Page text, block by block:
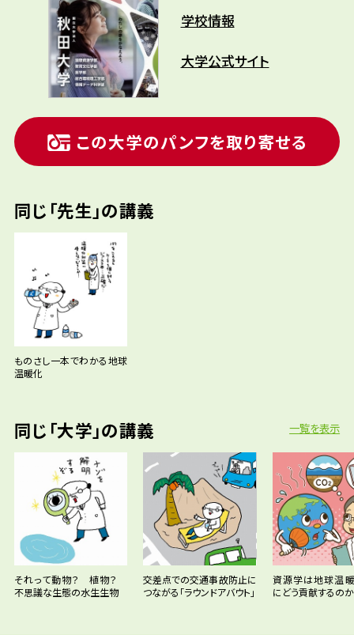
学校情報
大学公式サイト
この大学のパンフを取り寄せる
同じ「先生」の講義
ものさし一本でわかる地球
温暖化
同じ「大学」の講義 一覧を表示
それって動物？ 植物？
不思議な生態の水生生物
交差点での交通事故防止に
つながる「ラウンドアバウト」
資源学は地球温
にどう貢献するの